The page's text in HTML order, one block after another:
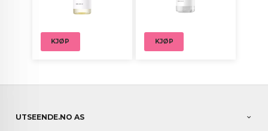
KJØP KJØP
UTSEENDE.NO AS